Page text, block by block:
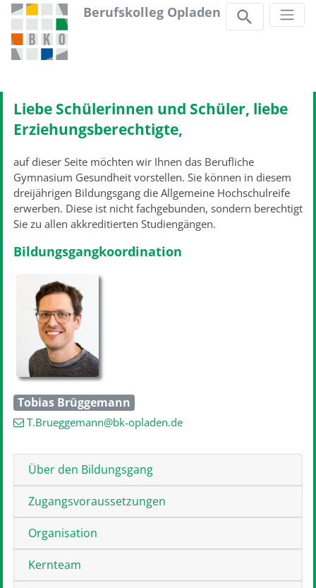
Berufskolleg Opladen
Liebe Schülerinnen und Schüler, liebe
Erziehungsberechtigte,
auf dieser Seite möchten wir Ihnen das Berufliche
Gymnasium Gesundheit vorstellen. Sie können in diesem
dreijährigen Bildungsgang die Allgemeine Hochschulreife
erwerben. Diese ist nicht fachgebunden, sondern berechtigt
Sie zu allen akkreditierten Studiengängen.
Bildungsgangkoordination
Tobias Brüggemann
T.Brueggemann@bk-opladen.de
Über den Bildungsgang
Zugangsvoraussetzungen
Organisation
Kernteam